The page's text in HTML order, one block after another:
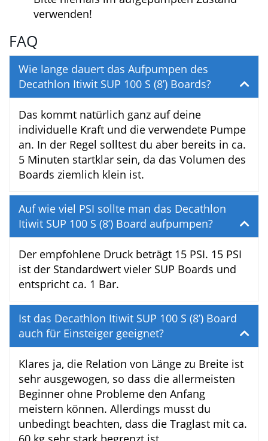
Decathlon Itiwit SUP 100 S PVC Patches:
Klebstoff kannst du kleinere
Beschädigungen und Undichtigkeiten
selbst reparieren.
Decathlon Itiwit SUP 100 S
Ventilschlüssel:Hiermit kannst du das
Ventil nachziehen oder bei Bedarf auch
komplett austauschen. Bitte niemals im
aufgepumpten Zustand verwenden!
Wie lange dauert das Aufpumpen des
Decathlon Itiwit SUP 100 S (8’) Boards?
Das kommt natürlich ganz auf deine
individuelle Kraft und die verwendete
Pumpe an. In der Regel solltest du aber
bereits in ca. 5 Minuten startklar sein, da
das Volumen des Boards ziemlich klein ist.
Auf wie viel PSI sollte man das Decathlon
Itiwit SUP 100 S (8’) Board aufpumpen?
Der empfohlene Druck beträgt 15 PSI. 15
PSI ist der Standardwert vieler SUP Boards
und entspricht ca. 1 Bar.